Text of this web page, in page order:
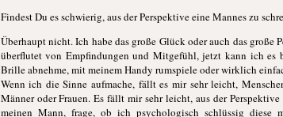
Findest Du es schwierig, aus der Perspektive eine Mannes zu
Überhaupt nicht. Ich habe das große Glück oder auch das
überflutet von Empfindungen und Mitgefühl, jetzt kann ich es
Brille abnehme, mit meinem Handy rumspiele oder wirklich
Wenn ich die Sinne aufmache, fällt es mir sehr leicht,
Männer oder Frauen. Es fällt mir sehr leicht, aus der
meinen Mann, frage, ob ich psychologisch schlüssig diese